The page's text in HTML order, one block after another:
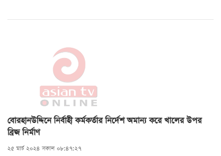
বোরহানউদ্দিনে নির্বাহী কর্মকর্তার নির্দেশ অমান্য করে খালের উপর
ব্রিজ নির্মাণ
২৫ মার্চ ২০২৪ সকাল ০৮:৪৭:২৭